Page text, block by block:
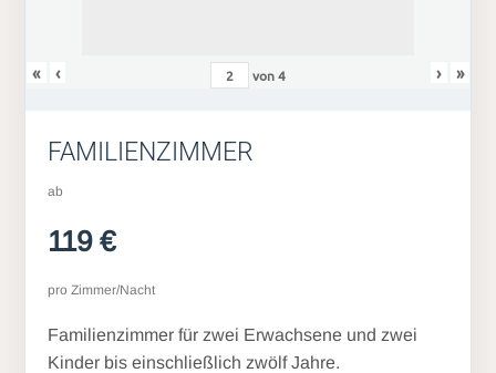
« ‹ von4 › »
FAMILIENZIMMER
ab
119 €
pro Zimmer/Nacht
Familienzimmer für zwei Erwachsene und zwei
Kinder bis einschließlich zwölf Jahre.